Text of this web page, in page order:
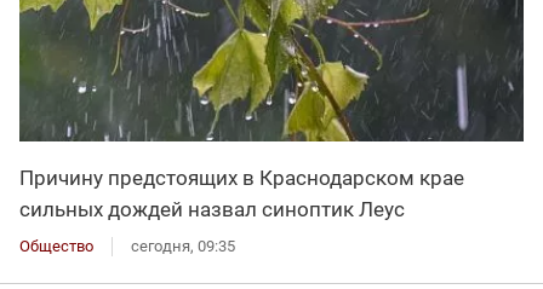
Причину предстоящих в Краснодарском крае
сильных дождей назвал синоптик Леус
Общество сегодня, 09:35